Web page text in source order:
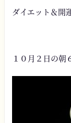
ダイエット＆開
１０月２日の朝